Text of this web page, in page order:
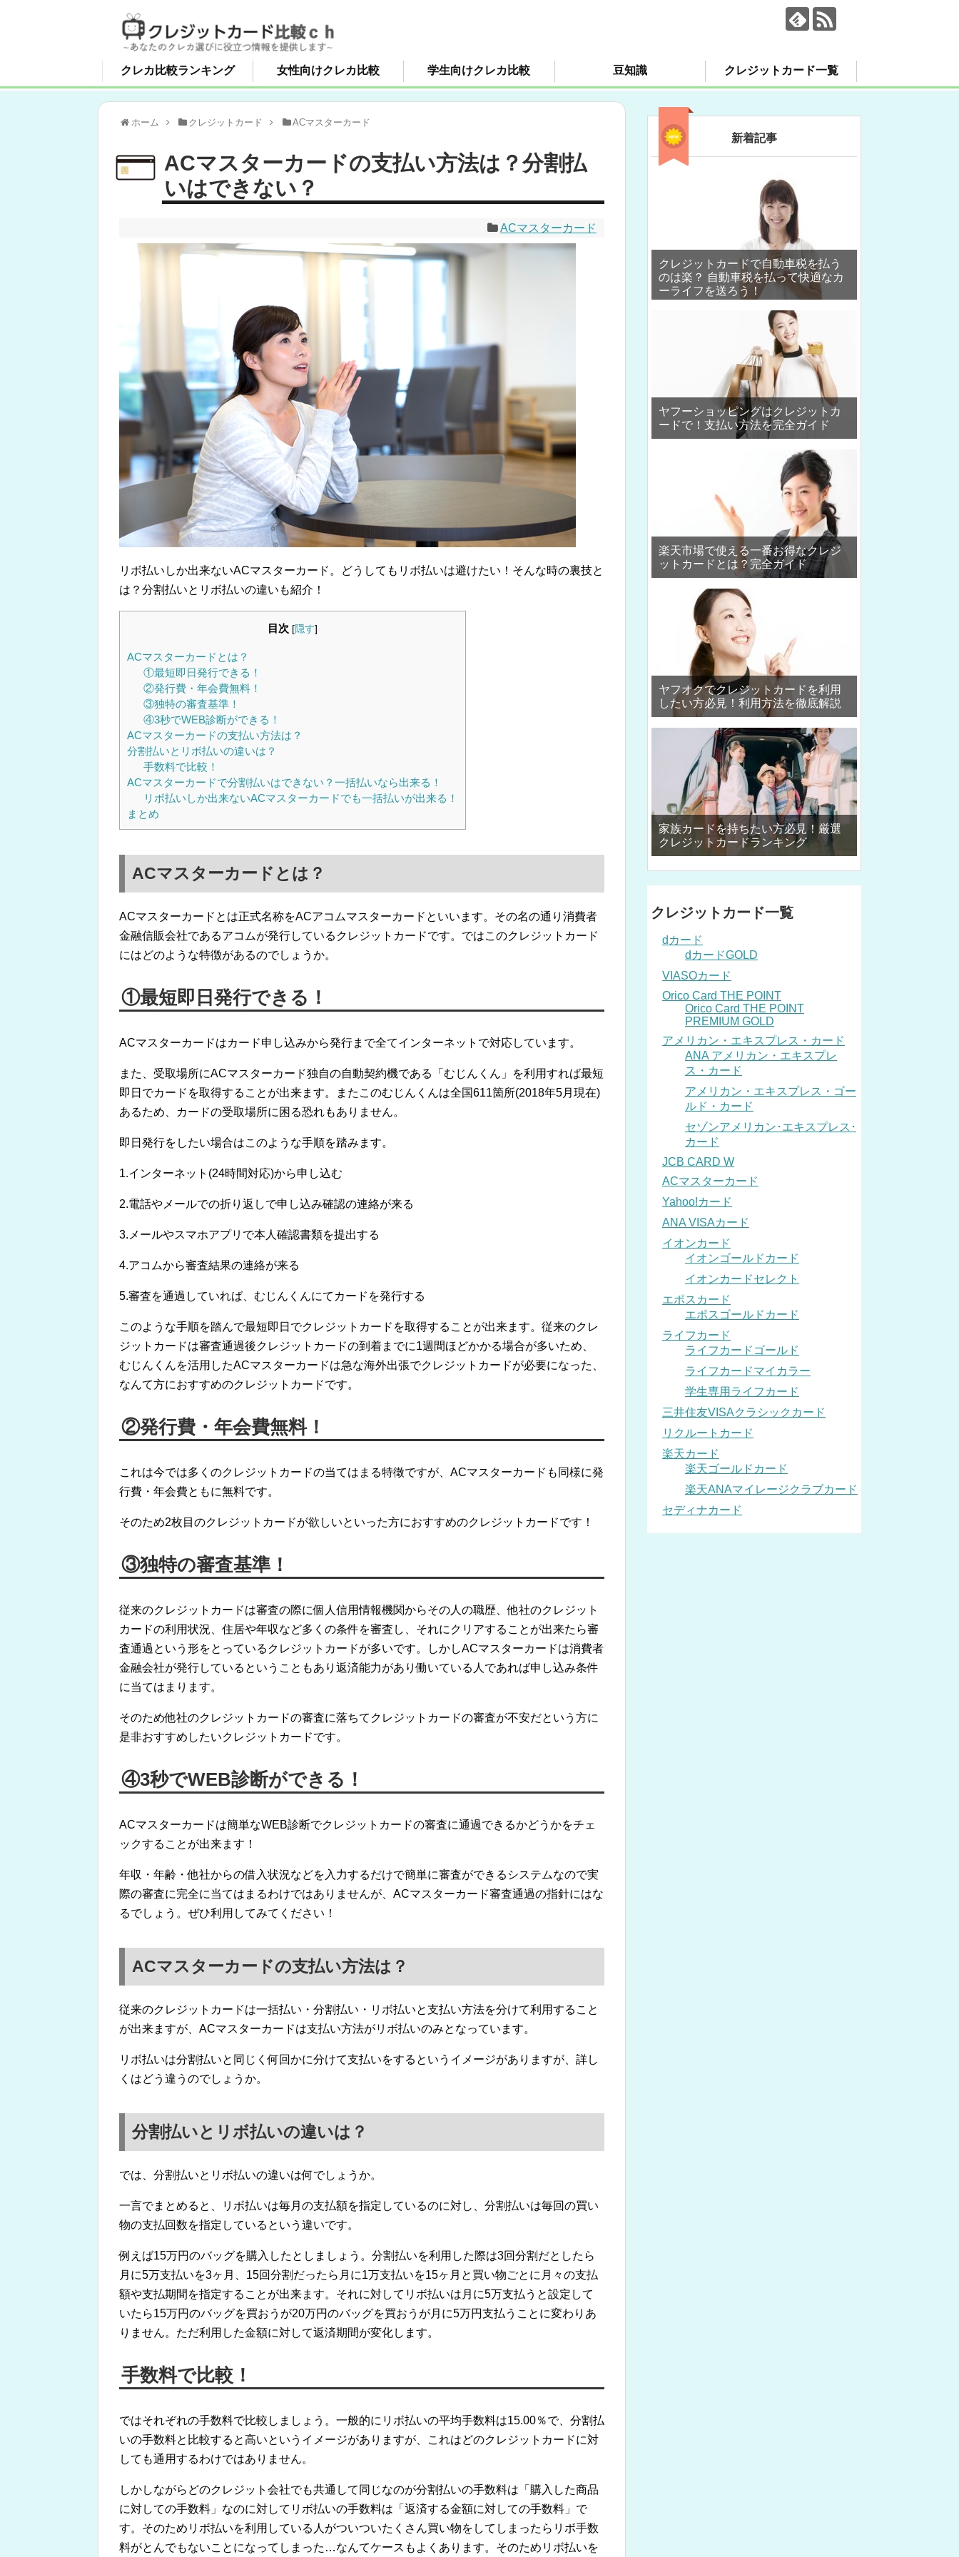
クレカ比較ランキング 女性向けクレカ比較 学生向けクレカ比較 豆知識 クレジットカード一覧
ホーム クレジットカード ACマスターカード
ACマスターカードの支払い方法は？分割払
いはできない？
ACマスターカード
リボ払いしか出来ないACマスターカード。どうしてもリボ払いは避けたい！そんな時の裏技と
は？分割払いとリボ払いの違いも紹介！
目次 [隠す]
ACマスターカードとは？
①最短即日発行できる！
②発行費・年会費無料！
③独特の審査基準！
④3秒でWEB診断ができる！
ACマスターカードの支払い方法は？
分割払いとリボ払いの違いは？
手数料で比較！
ACマスターカードで分割払いはできない？一括払いなら出来る！
リボ払いしか出来ないACマスターカードでも一括払いが出来る！
まとめ
ACマスターカードとは？
ACマスターカードとは正式名称をACアコムマスターカードといいます。その名の通り消費者
金融信販会社であるアコムが発行しているクレジットカードです。ではこのクレジットカード
にはどのような特徴があるのでしょうか。
①最短即日発行できる！
ACマスターカードはカード申し込みから発行まで全てインターネットで対応しています。
また、受取場所にACマスターカード独自の自動契約機である「むじんくん」を利用すれば最短
即日でカードを取得することが出来ます。またこのむじんくんは全国611箇所(2018年5月現在)
あるため、カードの受取場所に困る恐れもありません。
即日発行をしたい場合はこのような手順を踏みます。
1.インターネット(24時間対応)から申し込む
2.電話やメールでの折り返しで申し込み確認の連絡が来る
3.メールやスマホアプリで本人確認書類を提出する
4.アコムから審査結果の連絡が来る
5.審査を通過していれば、むじんくんにてカードを発行する
このような手順を踏んで最短即日でクレジットカードを取得することが出来ます。従来のクレ
ジットカードは審査通過後クレジットカードの到着までに1週間ほどかかる場合が多いため、
むじんくんを活用したACマスターカードは急な海外出張でクレジットカードが必要になった、
なんて方におすすめのクレジットカードです。
②発行費・年会費無料！
これは今では多くのクレジットカードの当てはまる特徵ですが、ACマスターカードも同様に発
行費・年会費ともに無料です。
そのため2枚目のクレジットカードが欲しいといった方におすすめのクレジットカードです！
③独特の審査基準！
従来のクレジットカードは審査の際に個人信用情報機関からその人の職歴、他社のクレジット
カードの利用状況、住居や年収など多くの条件を審査し、それにクリアすることが出来たら審
査通過という形をとっているクレジットカードが多いです。しかしACマスターカードは消費者
金融会社が発行しているということもあり返済能力があり働いている人であれば申し込み条件
に当てはまります。
そのため他社のクレジットカードの審査に落ちてクレジットカードの審査が不安だという方に
是非おすすめしたいクレジットカードです。
④3秒でWEB診断ができる！
ACマスターカードは簡単なWEB診断でクレジットカードの審査に通過できるかどうかをチェ
ックすることが出来ます！
年収・年齢・他社からの借入状況などを入力するだけで簡単に審査ができるシステムなので実
際の審査に完全に当てはまるわけではありませんが、ACマスターカード審査通過の指針にはな
るでしょう。ぜひ利用してみてください！
ACマスターカードの支払い方法は？
従来のクレジットカードは一括払い・分割払い・リボ払いと支払い方法を分けて利用すること
が出来ますが、ACマスターカードは支払い方法がリボ払いのみとなっています。
リボ払いは分割払いと同じく何回かに分けて支払いをするというイメージがありますが、詳し
くはどう違うのでしょうか。
分割払いとリボ払いの違いは？
では、分割払いとリボ払いの違いは何でしょうか。
一言でまとめると、リボ払いは毎月の支払額を指定しているのに対し、分割払いは毎回の買い
物の支払回数を指定しているという違いです。
例えば15万円のバッグを購入したとしましょう。分割払いを利用した際は3回分割だとしたら
月に5万支払いを3ヶ月、15回分割だったら月に1万支払いを15ヶ月と買い物ごとに月々の支払
額や支払期間を指定することが出来ます。それに対してリボ払いは月に5万支払うと設定して
いたら15万円のバッグを買おうが20万円のバッグを買おうが月に5万円支払うことに変わりあ
りません。ただ利用した金額に対して返済期間が変化します。
手数料で比較！
ではそれぞれの手数料で比較しましょう。一般的にリボ払いの平均手数料は15.00％で、分割払
いの手数料と比較すると高いというイメージがありますが、これはどのクレジットカードに対
しても通用するわけではありません。
しかしながらどのクレジット会社でも共通して同じなのが分割払いの手数料は「購入した商品
に対しての手数料」なのに対してリボ払いの手数料は「返済する金額に対しての手数料」で
す。そのためリボ払いを利用している人がついついたくさん買い物をしてしまったらリボ手数
料がとんでもないことになってしまった…なんてケースもよくあります。そのためリボ払いを
新着記事
クレジットカードで自動車税を払う
のは楽？ 自動車税を払って快適なカ
ーライフを送ろう！
ヤフーショッピングはクレジットカ
ードで！支払い方法を完全ガイド
楽天市場で使える一番お得なクレジ
ットカードとは？完全ガイド
ヤフオクでクレジットカードを利用
したい方必見！利用方法を徹底解説
家族カードを持ちたい方必見！厳選
クレジットカードランキング
クレジットカード一覧
dカード
dカードGOLD
VIASOカード
Orico Card THE POINT
Orico Card THE POINT
PREMIUM GOLD
アメリカン・エキスプレス・カード
ANA アメリカン・エキスプレ
ス・カード
アメリカン・エキスプレス・ゴー
ルド・カード
セゾンアメリカン･エキスプレス･
カード
JCB CARD W
ACマスターカード
Yahoo!カード
ANA VISAカード
イオンカード
イオンゴールドカード
イオンカードセレクト
エポスカード
エポスゴールドカード
ライフカード
ライフカードゴールド
ライフカードマイカラー
学生専用ライフカード
三井住友VISAクラシックカード
リクルートカード
楽天カード
楽天ゴールドカード
楽天ANAマイレージクラブカード
セディナカード